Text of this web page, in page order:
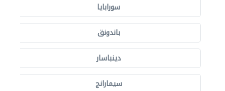
سورابايا
باندونق
دينباسار
سيمارانج